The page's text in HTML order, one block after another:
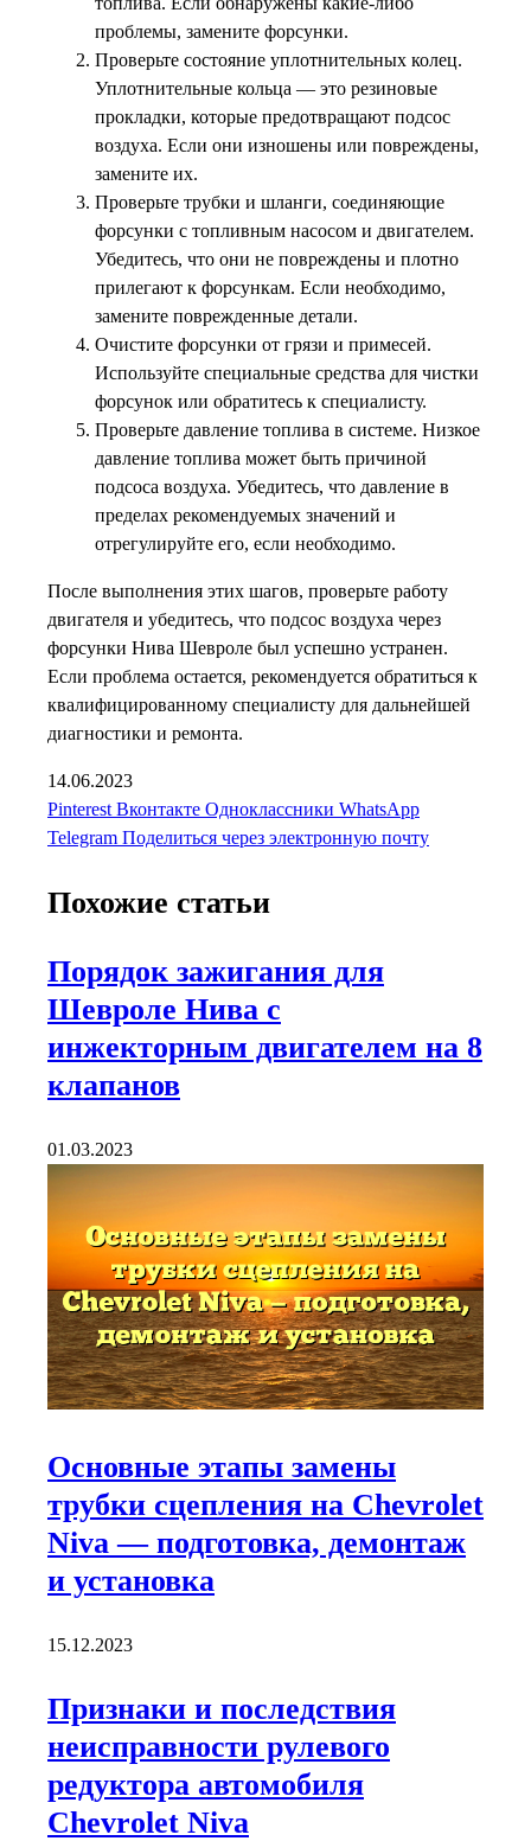
проблемы, замените форсунки.
Проверьте состояние уплотнительных колец.
Уплотнительные кольца — это резиновые
прокладки, которые предотвращают подсос
воздуха. Если они изношены или повреждены,
замените их.
Проверьте трубки и шланги, соединяющие
форсунки с топливным насосом и двигателем.
Убедитесь, что они не повреждены и плотно
прилегают к форсункам. Если необходимо,
замените поврежденные детали.
Очистите форсунки от грязи и примесей.
Используйте специальные средства для чистки
форсунок или обратитесь к специалисту.
Проверьте давление топлива в системе. Низкое
давление топлива может быть причиной
подсоса воздуха. Убедитесь, что давление в
пределах рекомендуемых значений и
отрегулируйте его, если необходимо.
После выполнения этих шагов, проверьте работу
двигателя и убедитесь, что подсос воздуха через
форсунки Нива Шевроле был успешно устранен.
Если проблема остается, рекомендуется обратиться к
квалифицированному специалисту для дальнейшей
диагностики и ремонта.
14.06.2023
Pinterest Вконтакте Одноклассники WhatsApp
Telegram Поделиться через электронную почту
Похожие статьи
Порядок зажигания для
Шевроле Нива с
инжекторным двигателем на 8
клапанов
01.03.2023
Основные этапы замены
трубки сцепления на Chevrolet
Niva — подготовка, демонтаж
и установка
15.12.2023
Признаки и последствия
неисправности рулевого
редуктора автомобиля
Chevrolet Niva